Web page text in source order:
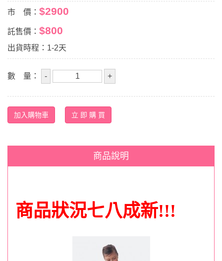
市 價： $2900
託售價： $800
出貨時程：1-2天
數 量：
商品說明
商品狀況七八成新!!!